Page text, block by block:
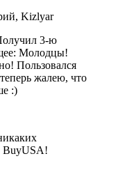
Kizlyar
3-ю
Молодцы!
Пользовался
жалею, что
:)
BuyUSA!